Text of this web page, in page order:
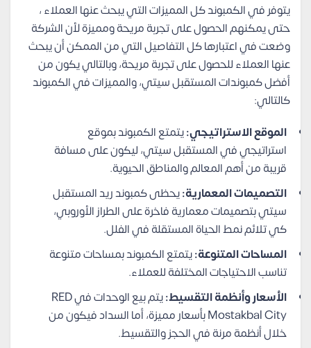
يتوفر في الكمبوند كل المميزات التي يبحث عنها العملاء ،
حتى يمكنهم الحصول على تجربة مريحة ومميزة لأن الشركة
وضعت في اعتبارها كل التفاصيل التي من الممكن أن يبحث
عنها العملاء للحصول على تجربة مريحة، وبالتالي يكون من
أفضل كمبوندات المستقبل سيتي، والمميزات في الكمبوند
كالتالي:
الموقع الاستراتيجي:يتمتع الكمبوند بموقع
استراتيجي في المستقبل سيتي، ليكون على مسافة
قريبة من أهم المعالم والمناطق الحيوية.
التصميمات المعمارية:يحظى كمبوند ريد المستقبل
سيتي بتصميمات معمارية فاخرة على الطراز الأوروبي،
كي تلائم نمط الحياة المستقلة في الفلل.
المساحات المتنوعة:يتمتع الكمبوند بمساحات متنوعة
تناسب الاحتياجات المختلفة للعملاء.
الأسعار وأنظمة التقسيط:
يتم بيع الوحدات في RED
Mostakbal City بأسعار مميزة، أما السداد فيكون من
خلال أنظمة مرنة في الحجز والتقسيط.